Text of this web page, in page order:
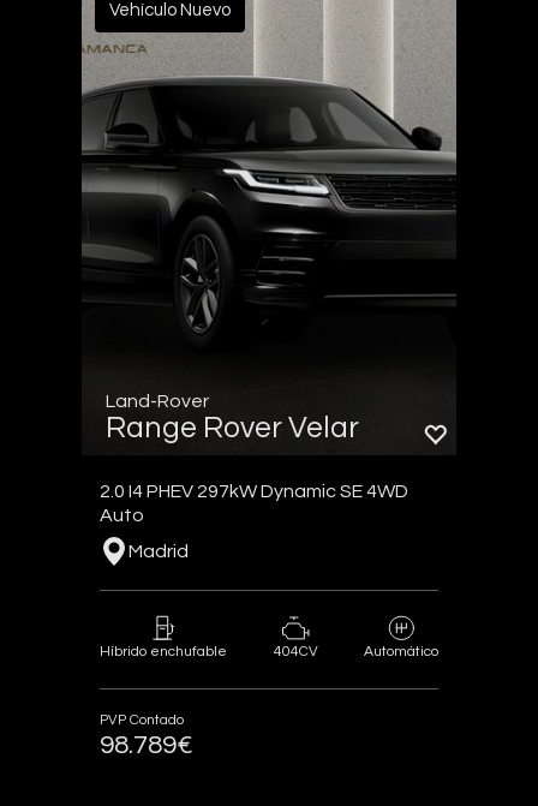
Vehículo Nuevo
Land-Rover
Range Rover Velar
2.0 I4 PHEV 297kW Dynamic SE 4WD
Auto
Madrid
Híbrido enchufable 404CV Automático
PVP Contado
98.789€